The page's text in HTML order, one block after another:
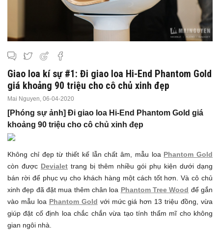
Giao loa kí sự #1: Đi giao loa Hi-End Phantom Gold
giá khoảng 90 triệu cho cô chủ xinh đẹp
Mai Nguyen, 06-04-2020
[Phóng sự ảnh] Đi giao loa Hi-End Phantom Gold giá
khoảng 90 triệu cho cô chủ xinh đẹp
Không chỉ đẹp từ thiết kế lẫn chất âm, mẫu loa Phantom Gold
còn được Devialet trang bị thêm nhiều gói phụ kiện dưới dạng
bán rời để phục vụ cho khách hàng một cách tốt hơn. Và cô chủ
xinh đẹp đã đặt mua thêm chân loa Phantom Tree Wood để gắn
vào mẫu loa Phantom Gold với mức giá hơn 13 triệu đồng, vừa
giúp đặt cố định loa chắc chắn vừa tạo tính thẩm mĩ cho không
gian ngôi nhà.